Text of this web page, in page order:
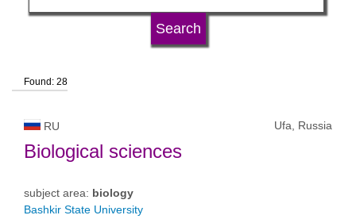
university status
Found: 28
RU Ufa, Russia
Biological sciences
subject area: biology
Bashkir State University